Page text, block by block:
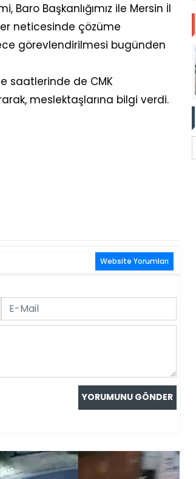
Başkanlığımız ile Mersin İl
neticesinde çözüme
görevlendirilmesi bugünden
saatlerinde de CMK
meslektaşlarına bilgi verdi.
Website Yorumları